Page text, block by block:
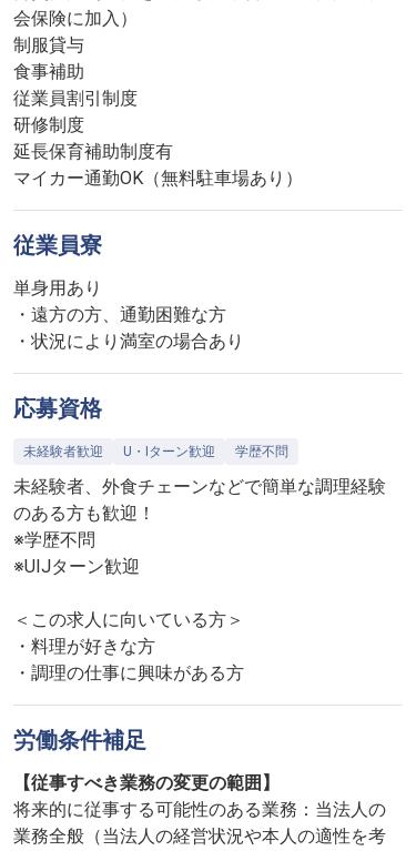
会保険に加入）
制服貸与
食事補助
従業員割引制度
研修制度
延長保育補助制度有
マイカー通勤OK（無料駐車場あり）
従業員寮
単身用あり
・遠方の方、通勤困難な方
・状況により満室の場合あり
応募資格
未経験者歓迎 U・Iターン歓迎 学歴不問
未経験者、外食チェーンなどで簡単な調理経験
のある方も歓迎！
※学歴不問
※UIJターン歓迎
＜この求人に向いている方＞
・料理が好きな方
・調理の仕事に興味がある方
労働条件補足
【従事すべき業務の変更の範囲】
将来的に従事する可能性のある業務：当法人の
業務全般（当法人の経営状況や本人の適性を考